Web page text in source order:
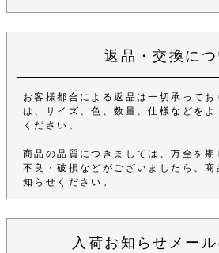
返品・交換につ
お客様都合による返品は一切承って
は、サイズ、色、数量、仕様などをよ
ください。
商品の品質につきましては、万全を
不良・破損などがございましたら、
知らせください。
入荷お知らせメー